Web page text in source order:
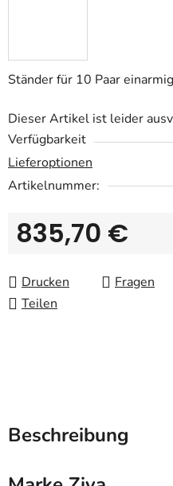
Ständer für 10 Paar
Dieser Artikel ist leider
Verfügbarkeit
Lieferoptionen
Artikelnummer:
835,70 €
Drucken
Fragen
Teilen
Beschreibung